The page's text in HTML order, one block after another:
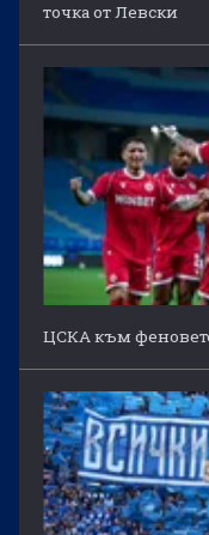
точка от Левски
ЦСКА към